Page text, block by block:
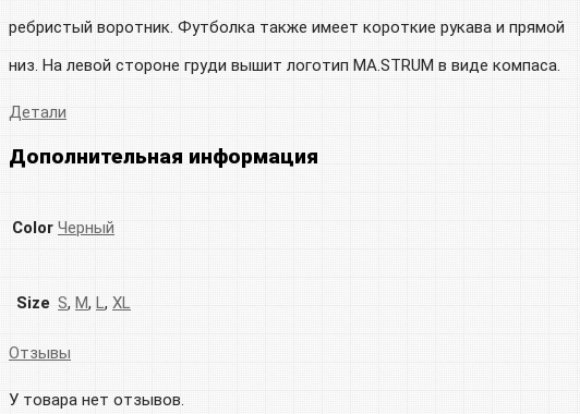
ребристый воротник. Футболка также имеет короткие рукава и прямой
низ. На левой стороне груди вышит логотип MA.STRUM в виде компаса.
Детали
Дополнительная информация
Color Черный
Size S, M, L, XL
Отзывы
У товара нет отзывов.